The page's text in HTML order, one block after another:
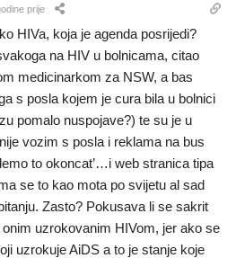
prije
HIVa, koja je agenda posrijedi?
na HIV u bolnicama, citao
medicinarkom za NSW, a bas
s posla kojem je cura bila u bolnici
pomalo nuspojave?) te su je u
vozim s posla i reklama na bus
to okoncat’…i web stranica tipa
se to kao mota po svijetu al sad
Zasto? Pokusava li se sakrit
uzrokovanim HIVom, jer ako se
uzrokuje AiDS a to je stanje koje